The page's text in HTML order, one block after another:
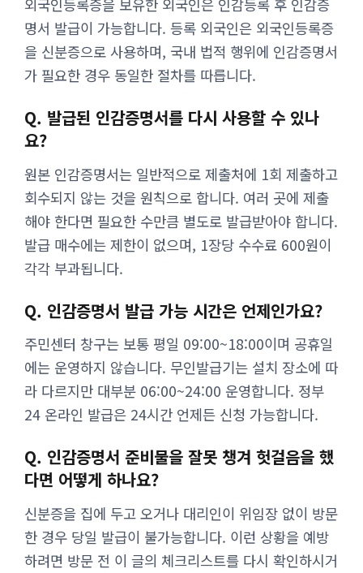
외국인등록증을 보유한 외국인은 인감등록 후 인감증
명서 발급이 가능합니다. 등록 외국인은 외국인등록증
을 신분증으로 사용하며, 국내 법적 행위에 인감증명서
가 필요한 경우 동일한 절차를 따릅니다.
Q. 발급된 인감증명서를 다시 사용할 수 있나
요?
원본 인감증명서는 일반적으로 제출처에 1회 제출하고
회수되지 않는 것을 원칙으로 합니다. 여러 곳에 제출
해야 한다면 필요한 수만큼 별도로 발급받아야 합니다.
발급 매수에는 제한이 없으며, 1장당 수수료 600원이
각각 부과됩니다.
Q. 인감증명서 발급 가능 시간은 언제인가요?
주민센터 창구는 보통 평일 09:00~18:00이며 공휴일
에는 운영하지 않습니다. 무인발급기는 설치 장소에 따
라 다르지만 대부분 06:00~24:00 운영합니다. 정부
24 온라인 발급은 24시간 언제든 신청 가능합니다.
Q. 인감증명서 준비물을 잘못 챙겨 헛걸음을 했
다면 어떻게 하나요?
신분증을 집에 두고 오거나 대리인이 위임장 없이 방문
한 경우 당일 발급이 불가능합니다. 이런 상황을 예방
하려면 방문 전 이 글의 체크리스트를 다시 확인하시거